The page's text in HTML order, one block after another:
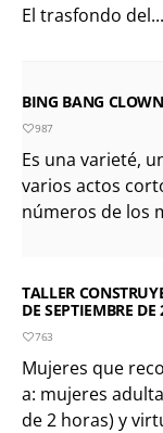
El trasfondo del...
BING BANG CLOWN
987
Es una varieté,
varios actos
números de los
TALLER
DE SEPTIEMBRE DE
763
Mujeres que
a: mujeres
de 2 horas) y